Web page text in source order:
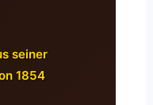
seiner
1854